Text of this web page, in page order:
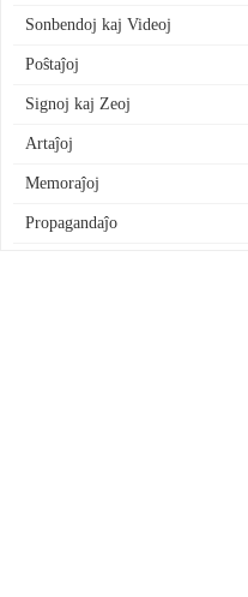
Sonbendoj kaj Videoj
Poŝtaĵoj
Signoj kaj Zeoj
Artaĵoj
Memoraĵoj
Propagandaĵo